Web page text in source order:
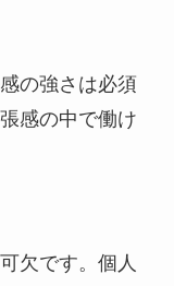
の強さは必須
感の中で働け
欠です。個人